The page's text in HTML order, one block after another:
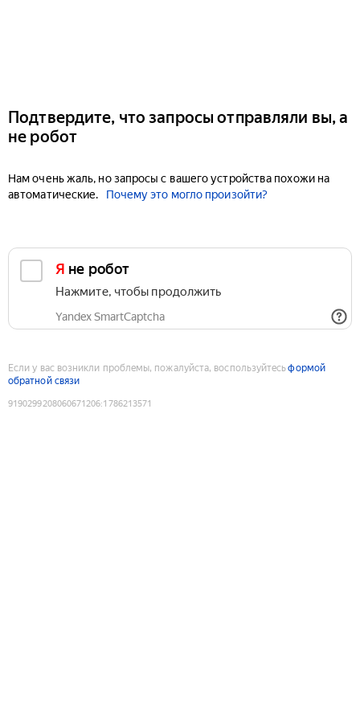
Подтвердите, что запросы отправляли вы, а
не робот
Нам очень жаль, но запросы с вашего устройства похожи на
автоматические.
Почему это могло произойти?
Я не робот
Нажмите, чтобы продолжить
Yandex SmartCaptcha
Если у вас возникли проблемы, пожалуйста, воспользуйтесьформой
обратной связи
9190299208060671206:1786213571